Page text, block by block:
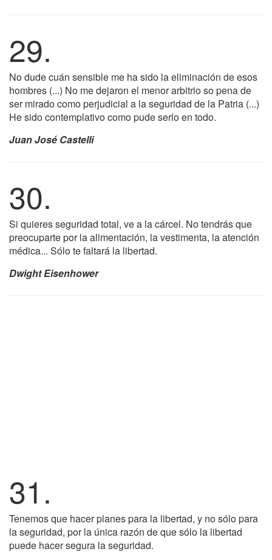
29.
No dude cuán sensible me ha sido la eliminación de esos
hombres (...) No me dejaron el menor arbitrio so pena de
ser mirado como perjudicial a la seguridad de la Patria (...)
He sido contemplativo como pude serlo en todo.
Juan José Castelli
30.
Si quieres seguridad total, ve a la cárcel. No tendrás que
preocuparte por la alimentación, la vestimenta, la atención
médica... Sólo te faltará la libertad.
Dwight Eisenhower
31.
Tenemos que hacer planes para la libertad, y no sólo para
la seguridad, por la única razón de que sólo la libertad
puede hacer segura la seguridad.